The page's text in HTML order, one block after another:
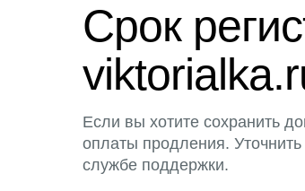
Срок
Если вы хотите сохранить
оплаты продления.
службе поддержки.